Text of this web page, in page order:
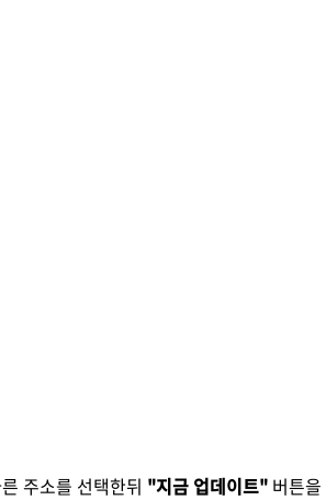
주소를 선택한뒤 "지금 업데이트" 버튼